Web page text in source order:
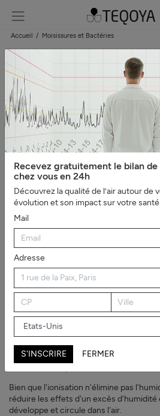
Accueil Moisissures et Bactéries
Humidité et Bactéries
L'air humide n'affecte
murs
Un logement humide peut entraîner la
des odeurs désagréables ou une
Ce n'est pas seulement inconfortable :
Bien que l'ionisation n'élimine pas
réduire les effets d'un excès d'humidité
développe et circule dans l'air.
Recevez gratuitement le bilan
chez vous en 24h
Découvrez la qualité de l’air autour de
évolution et son impact sur votre santé
Mail
Adresse
S'INSCRIRE FERMER